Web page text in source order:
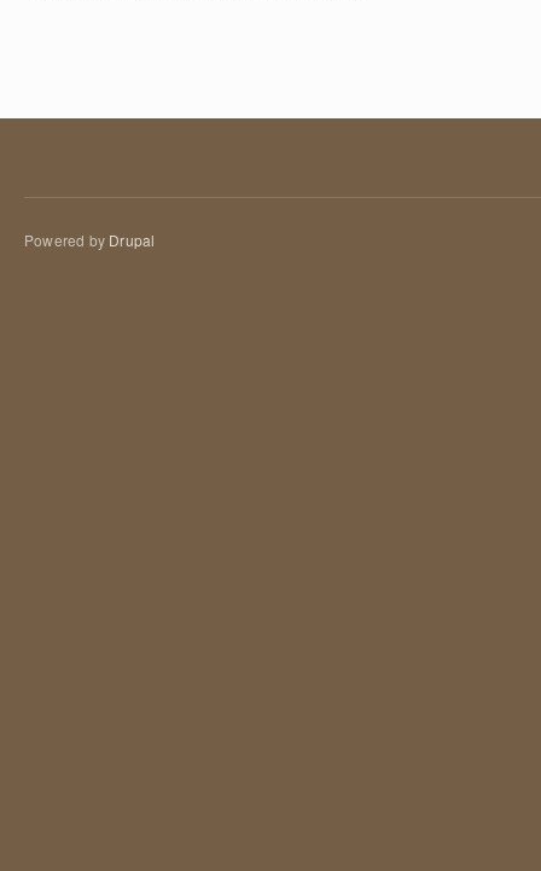
Powered by Drupal